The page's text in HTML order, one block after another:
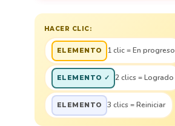
HACER CLIC:
ELEMENTO 1 clic = En progreso
ELEMENTO ✓ 2 clics = Logrado
ELEMENTO 3 clics = Reiniciar